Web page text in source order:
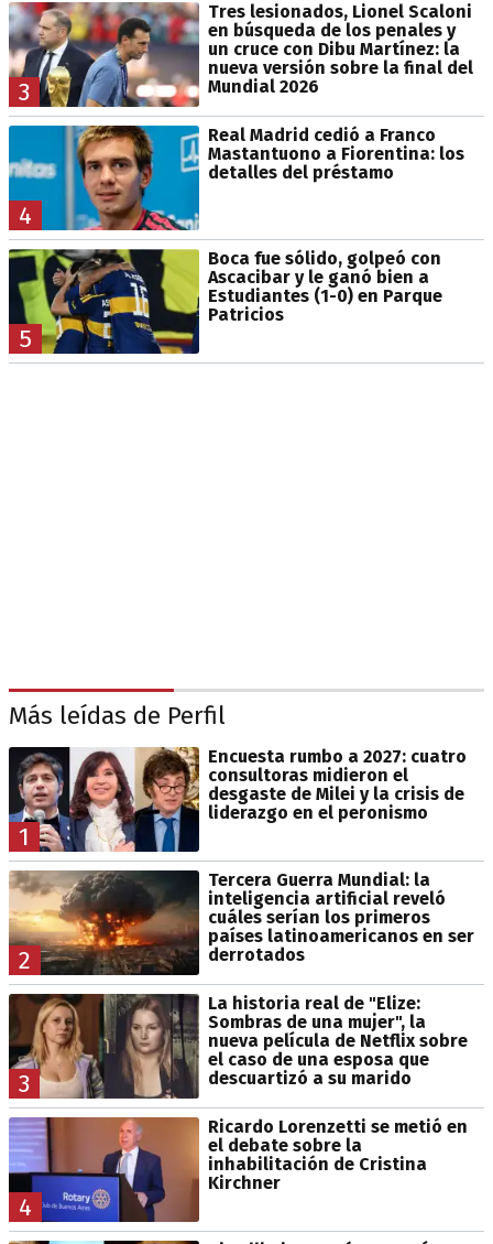
3
Tres lesionados, Lionel Scaloni
en búsqueda de los penales y
un cruce con Dibu Martínez: la
nueva versión sobre la final del
Mundial 2026
4
Real Madrid cedió a Franco
Mastantuono a Fiorentina: los
detalles del préstamo
5
Boca fue sólido, golpeó con
Ascacibar y le ganó bien a
Estudiantes (1-0) en Parque
Patricios
Más leídas de Perfil
1
Encuesta rumbo a 2027: cuatro
consultoras midieron el
desgaste de Milei y la crisis de
liderazgo en el peronismo
2
Tercera Guerra Mundial: la
inteligencia artificial reveló
cuáles serían los primeros
países latinoamericanos en ser
derrotados
3
La historia real de "Elize:
Sombras de una mujer", la
nueva película de Netflix sobre
el caso de una esposa que
descuartizó a su marido
4
Ricardo Lorenzetti se metió en
el debate sobre la
inhabilitación de Cristina
Kirchner